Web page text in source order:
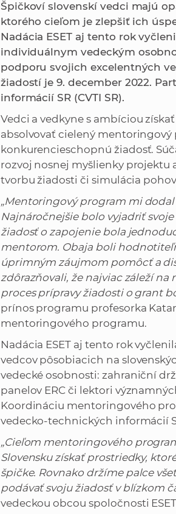
Špičkoví slovenskí vedci majú
ktorého cieľom je zlepšiť ich
Nadácia ESET aj tento rok
individuálnym vedeckým
podporu svojich excelentných
žiadostí je 9. december 2022.
informácií SR (CVTI SR).
Vedci a vedkyne s ambíciou
absolvovať cielený
konkurencieschopnú žiadosť.
rozvoj nosnej myšlienky projektu
tvorbu žiadosti či simulácia
„Mentoringový program mi
Najnáročnejšie bolo vyjadriť
žiadosť o zapojenie bola
mentorom. Obaja boli
úprimným záujmom pomôcť a
zdôrazňovali, že najviac záleží
proces prípravy žiadosti o grant
prínos programu profesorka
mentoringového programu.
Nadácia ESET aj tento rok
vedcov pôsobiacich na
vedecké osobnosti: zahraniční
panelov ERC či lektori
Koordináciu mentoringového
vedecko-technických informácií
„Cieľom mentoringového
Slovensku získať prostriedky,
špičke. Rovnako držíme palce
podávať svoju žiadosť v blízkom
vedeckou obcou spoločnosti